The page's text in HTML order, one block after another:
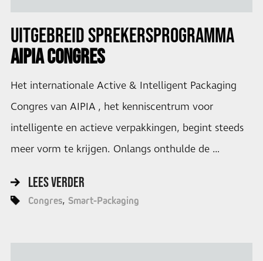
UITGEBREIDSPREKERSPROGRAMMA
AIPIA CONGRES
Het internationale Active & Intelligent Packaging
Congres van AIPIA , het kenniscentrum voor
intelligente en actieve verpakkingen, begint steeds
meer vorm te krijgen. Onlangs onthulde de …
LEES VERDER
Congres Smart-Packaging